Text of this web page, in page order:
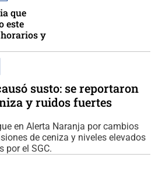
que
este
horarios y
susto: se reportaron
y ruidos fuertes
en Alerta Naranja por cambios
de ceniza y niveles elevados
por el SGC.